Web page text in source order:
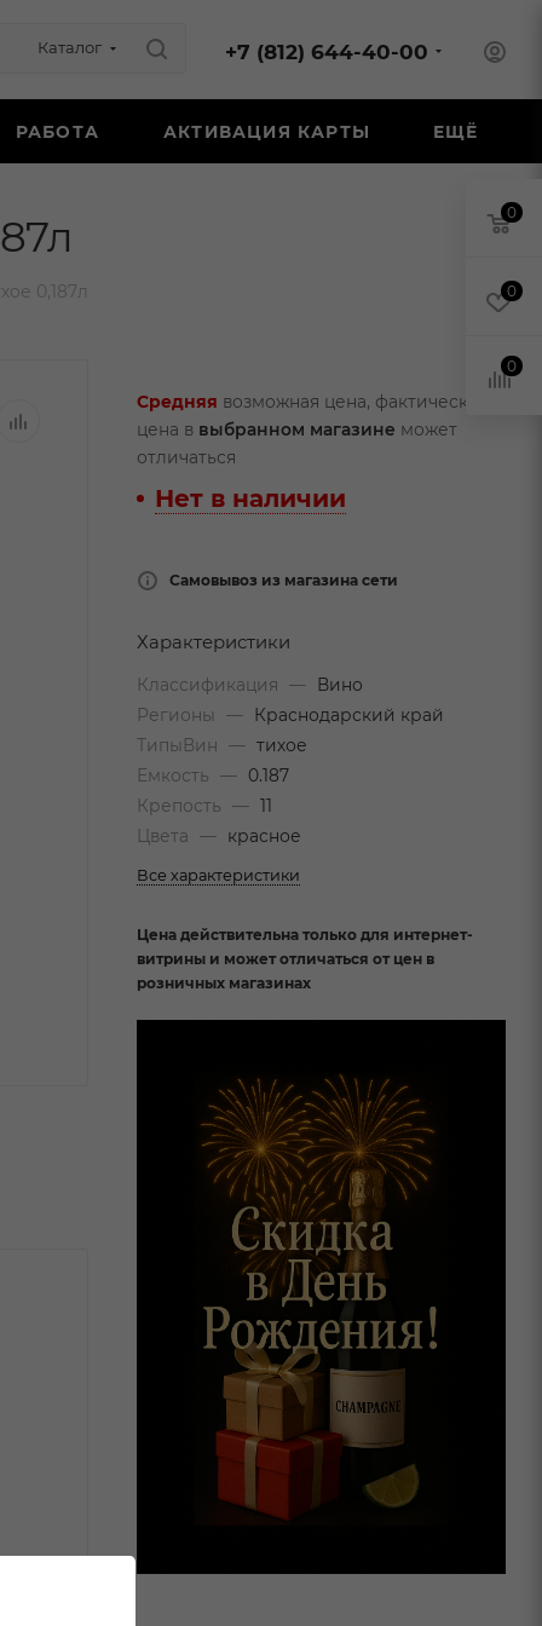
Каталог +7 (812) 644-40-00
РАБОТА АКТИВАЦИЯ КАРТЫ ЕЩЁ
0,187л
Средняя возможная цена, фактическая
цена в выбранном магазине может
отличаться
Нет в наличии
Самовывоз из магазина сети
Характеристики
Классификация —
Вино
Регионы
—
Краснодарский край
ТипыВин
— тихое
Емкость
—
0.187
Крепость
— 11
Цвета
— красное
Все характеристики
Цена действительна только для интернет-
витрины и может отличаться от цен в
розничных магазинах
0
0
0